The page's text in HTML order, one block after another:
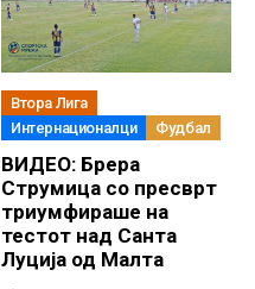
Втора Лига
Интернационалци
Фудбал
ВИДЕО: Брера
Струмица со пресврт
триумфираше на
тестот над Санта
Луција од Малта